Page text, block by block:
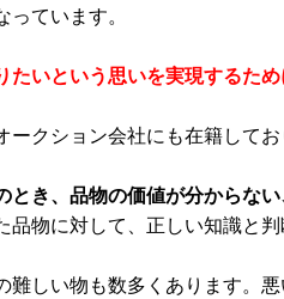
ています。
たいという思いを実現するた
クション会社にも在籍してお
とき、品物の価値が分からな
品物に対して、正しい知識と
難しい物も数多くあります。